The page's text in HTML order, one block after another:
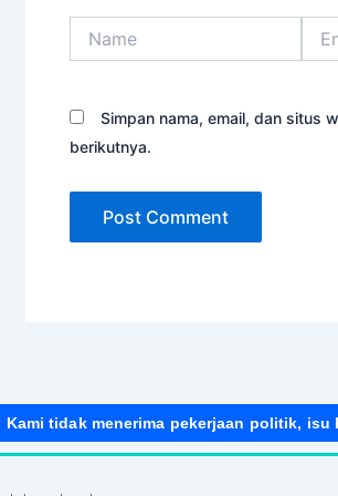
Simpan nama, email, dan situs
berikutnya.
Kami tidak menerima pekerjaan politik,